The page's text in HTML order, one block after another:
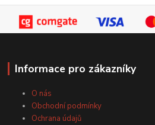
Informace pro zákazníky
O nás
Obchodní podmínky
Ochrana údajů